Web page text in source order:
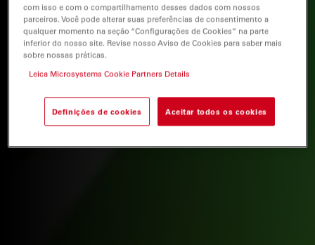
com isso e com o compartilhamento desses dados com nossos
parceiros. Você pode alterar suas preferências de consentimento a
qualquer momento na seção “Configurações de Cookies” na parte
inferior do nosso site. Revise nosso Aviso de Cookies para saber mais
sobre nossas práticas.
Leica Microsystems Cookie Partners Details
Definições de cookies Aceitar todos os cookies